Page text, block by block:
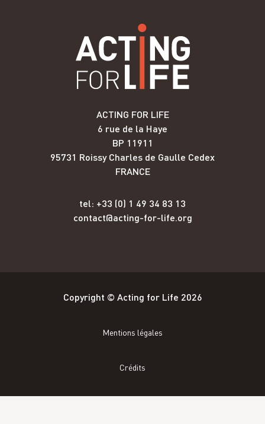
ACTING FOR LIFE
6 rue de la Haye
BP 11911
95731 Roissy Charles de Gaulle Cedex
FRANCE
tel: +33 (0) 1 49 34 83 13
contact@acting-for-life.org
Copyright © Acting for Life 2026
Mentions légales
Crédits